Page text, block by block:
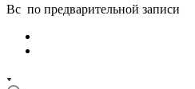
Вс по предварительной записи